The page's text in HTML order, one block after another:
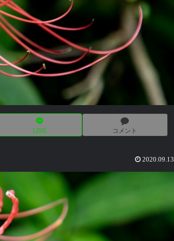
LINE コメント
2020.09.13